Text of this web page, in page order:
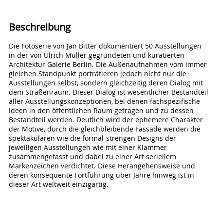
Beschreibung
Die Fotoserie von Jan Bitter dokumentiert 50 Ausstellungen
in der von Ulrich Müller gegründeten und kuratierten
Architektur Galerie Berlin. Die Außenaufnahmen vom immer
gleichen Standpunkt porträtieren jedoch nicht nur die
Ausstellungen selbst, sondern gleichzeitig deren Dialog mit
dem Straßenraum. Dieser Dialog ist wesentlicher Bestandteil
aller Ausstellungskonzeptionen, bei denen fachspezifische
Ideen in den öffentlichen Raum getragen und zu dessen
Bestandteil werden. Deutlich wird der ephemere Charakter
der Motive, durch die gleichbleibende Fassade werden die
spektakulären wie die formal-strengen Designs der
jeweiligen Ausstellungen wie mit einer Klammer
zusammengefasst und dabei zu einer Art seriellem
Markenzeichen verdichtet. Diese Herangehensweise und
deren konsequente Fortführung über Jahre hinweg ist in
dieser Art weltweit einzigartig.